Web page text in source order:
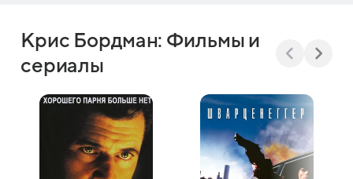
Крис Бордман: Фильмы и
сериалы